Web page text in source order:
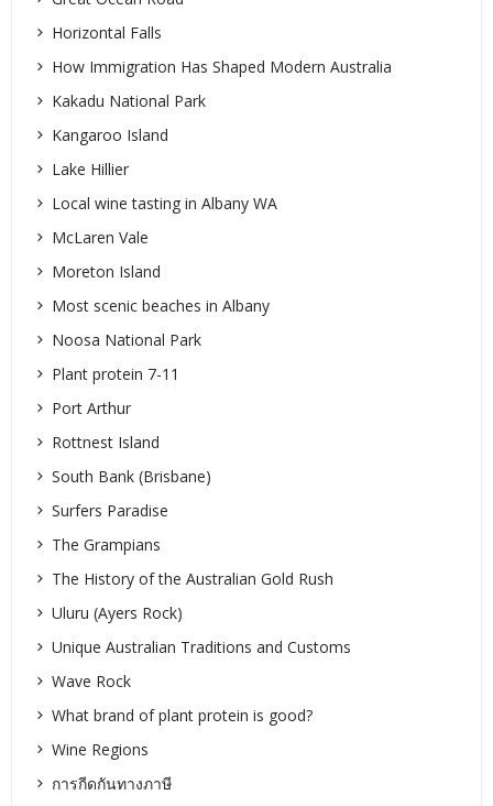
Horizontal Falls
How Immigration Has Shaped Modern Australia
Kakadu National Park
Kangaroo Island
Lake Hillier
Local wine tasting in Albany WA
McLaren Vale
Moreton Island
Most scenic beaches in Albany
Noosa National Park
Plant protein 7-11
Port Arthur
Rottnest Island
South Bank (Brisbane)
Surfers Paradise
The Grampians
The History of the Australian Gold Rush
Uluru (Ayers Rock)
Unique Australian Traditions and Customs
Wave Rock
What brand of plant protein is good?
Wine Regions
การกีดกันทางภาษี